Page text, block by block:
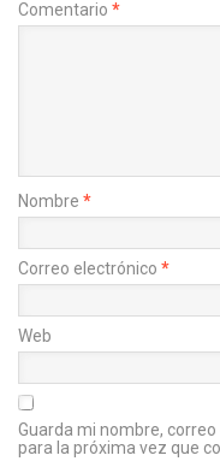
Comentario *
Nombre *
Correo electrónico *
Web
Guarda mi nombre,
para la próxima vez que